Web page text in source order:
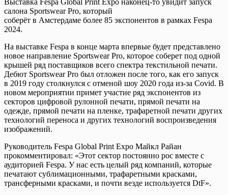
салона Sportswear Pro, который
соберёт в Амстердаме более 85 экспонентов в рамках Fespa
2024.
На выставке Fespa в конце марта впервые будет представлено
новое направление Sportswear Pro, которое соберет под одной
крышей ряд поставщиков всего спектра текстильной печати.
Дебют Sportswear Pro был отложен после того, как его запуск
в 2019 году столкнулся с отменой шоу 2020 года из-за Covid. В
новом мероприятии примет участие ряд экспонентов из
секторов цифровой рулонной печати, прямой печати на
одежде, прямой печати на пленке, трафаретной печати других
технологий переноса и других технологий воспроизведения
изображений.
Руководитель Fespa Global Print Expo Майкл Райан
прокомментировал: «Этот сектор постоянно рос вместе с
аудиторией Fespa. У нас есть целый ряд компаний, которые
печатают сублимационными, трафаретными красками,
трансферными красками, и почти везде используется DtF».